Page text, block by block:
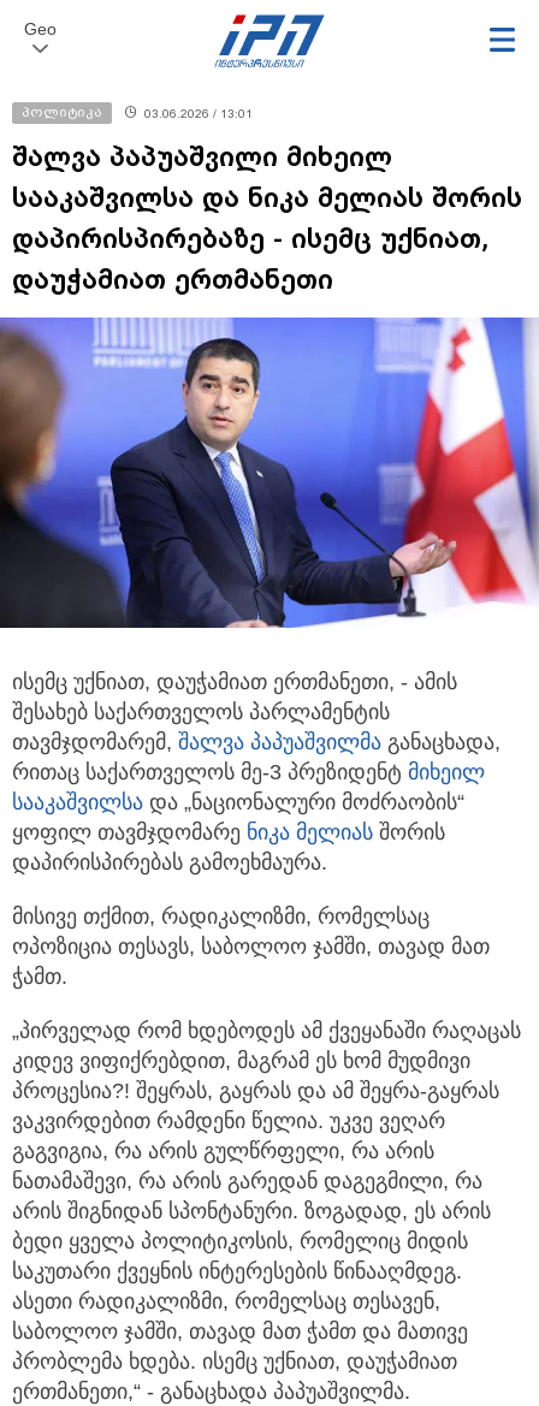
Geo
პოლიტიკა 03.06.2026 / 13:01
შალვა პაპუაშვილი მიხეილ
სააკაშვილსა და ნიკა მელიას შორის
დაპირისპირებაზე - ისემც უქნიათ,
დაუჭამიათ ერთმანეთი
ისემც უქნიათ, დაუჭამიათ ერთმანეთი, - ამის
შესახებ საქართველოს პარლამენტის
თავმჯდომარემ, შალვა პაპუაშვილმა განაცხადა,
რითაც საქართველოს მე-3 პრეზიდენტ მიხეილ
სააკაშვილსა და „ნაციონალური მოძრაობის“
ყოფილ თავმჯდომარე ნიკა მელიას შორის
დაპირისპირებას გამოეხმაურა.
მისივე თქმით, რადიკალიზმი, რომელსაც
ოპოზიცია თესავს, საბოლოო ჯამში, თავად მათ
ჭამთ.
„პირველად რომ ხდებოდეს ამ ქვეყანაში რაღაცას
კიდევ ვიფიქრებდით, მაგრამ ეს ხომ მუდმივი
პროცესია?! შეყრას, გაყრას და ამ შეყრა-გაყრას
ვაკვირდებით რამდენი წელია. უკვე ვეღარ
გაგვიგია, რა არის გულწრფელი, რა არის
ნათამაშევი, რა არის გარედან დაგეგმილი, რა
არის შიგნიდან სპონტანური. ზოგადად, ეს არის
ბედი ყველა პოლიტიკოსის, რომელიც მიდის
საკუთარი ქვეყნის ინტერესების წინააღმდეგ.
ასეთი რადიკალიზმი, რომელსაც თესავენ,
საბოლოო ჯამში, თავად მათ ჭამთ და მათივე
პრობლემა ხდება. ისემც უქნიათ, დაუჭამიათ
ერთმანეთი,“ - განაცხადა პაპუაშვილმა.